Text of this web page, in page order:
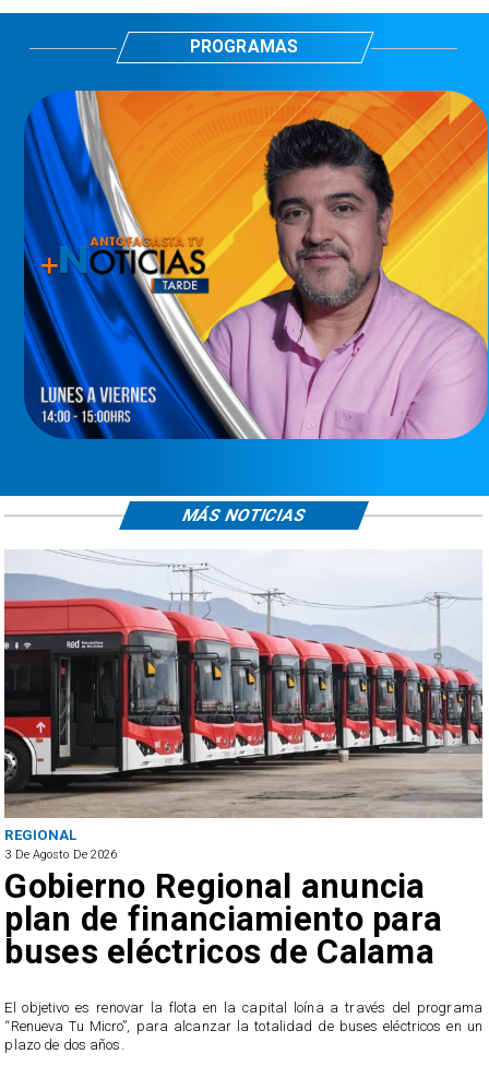
PROGRAMAS
REGIONAL
3 De Agosto De 2026
Gobierno Regional anuncia
plan de financiamiento para
buses eléctricos de Calama
El objetivo es renovar la flota en la capital loína a través del programa
“Renueva Tu Micro”, para alcanzar la totalidad de buses eléctricos en un
plazo de dos años.
MÁS NOTICIAS